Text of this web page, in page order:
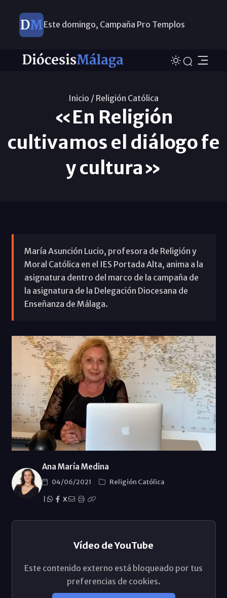
Este domingo, Campaña Pro Templos
Inicio / Religión Católica
«En Religión
cultivamos el diálogo fe
y cultura»
María Asunción Lucio, profesora de Religión y
Moral Católica en el IES Portada Alta, anima a la
asignatura dentro del marco de la campaña de
la asignatura de la Delegación Diocesana de
Enseñanza de Málaga.
Ana María Medina
04/06/2021
Religión Católica
X
Vídeo de YouTube
Este contenido externo está bloqueado por tus
preferencias de cookies.